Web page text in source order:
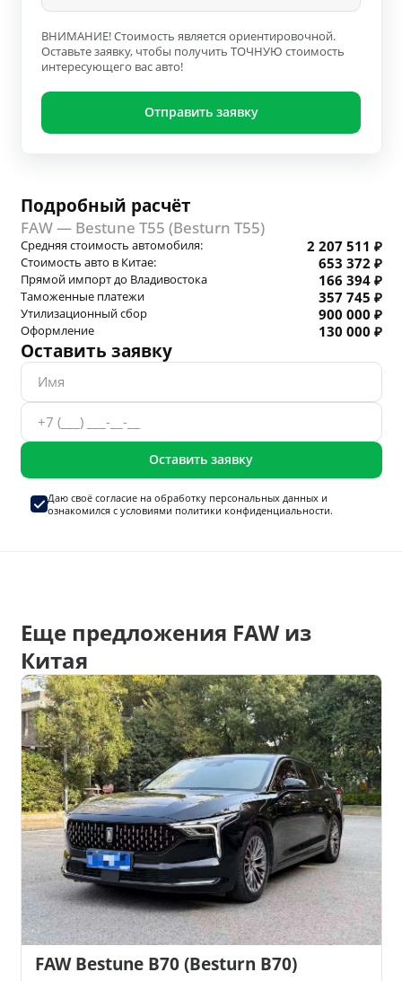
ВНИМАНИЕ! Стоимость является ориентировочной.
Оставьте заявку, чтобы получить ТОЧНУЮ стоимость
интересующего вас авто!
Отправить заявку
Подробный расчёт
FAW — Bestune T55 (Besturn T55)
Средняя стоимость автомобиля: 2 207 511 ₽
Стоимость авто в Китае: 653 372 ₽
Прямой импорт до Владивостока 166 394 ₽
Таможенные платежи 357 745 ₽
Утилизационный сбор 900 000 ₽
Оформление 130 000 ₽
Оставить заявку
Оставить заявку
Даю своё согласие на обработку персональных данныхи
ознакомился с условиями политики конфиденциальности.
Еще предложения FAW из
Китая
FAW Bestune B70 (Besturn B70)